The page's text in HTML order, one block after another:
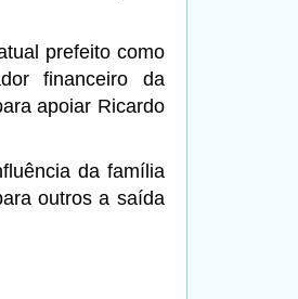
prefeito como
financeiro da
apoiar Ricardo
da família
outros a saída